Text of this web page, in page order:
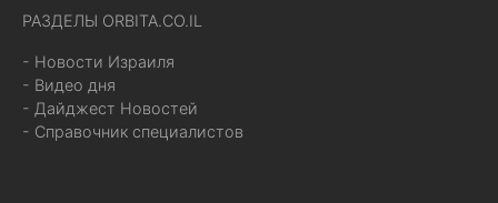
РАЗДЕЛЫ ORBITA.CO.IL
- Новости Израиля
- Видео дня
- Дайджест Новостей
- Справочник специалистов